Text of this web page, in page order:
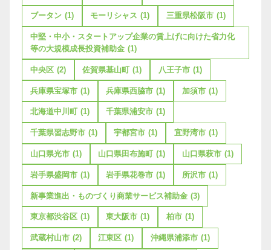
ブータン (1) モーリシャス (1) 三重県松阪市 (1)
中堅・中小・スタートアップ企業の賃上げに向けた省力化
等の大規模成長投資補助金 (1)
中央区 (2) 佐賀県基山町 (1) 八王子市 (1)
兵庫県宝塚市 (1) 兵庫県西脇市 (1) 加須市 (1)
北海道中川町 (1) 千葉県浦安市 (1)
千葉県習志野市 (1) 宇都宮市 (1) 宜野湾市 (1)
山口県光市 (1) 山口県田布施町 (1) 山口県萩市 (1)
岩手県盛岡市 (1) 岩手県花巻市 (1) 所沢市 (1)
新事業進出・ものづくり商業サービス補助金 (3)
東京都渋谷区 (1) 東大阪市 (1) 柏市 (1)
武蔵村山市 (2) 江東区 (1) 沖縄県浦添市 (1)